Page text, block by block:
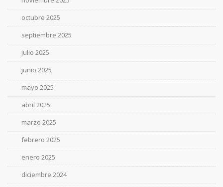
octubre 2025
septiembre 2025
julio 2025
junio 2025
mayo 2025
abril 2025
marzo 2025
febrero 2025
enero 2025
diciembre 2024